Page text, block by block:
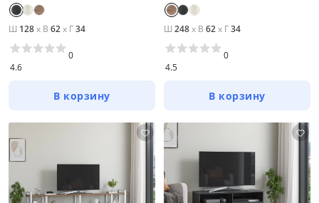
Ш 128x В 62x Г34
4.6
0
В корзину
Ш 248x В 62x Г34
4.5
0
В корзину